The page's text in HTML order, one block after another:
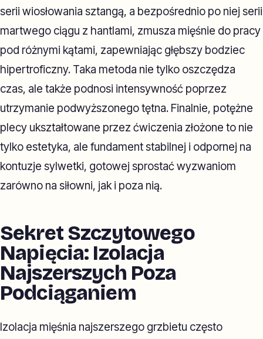
serii wiosłowania sztangą, a bezpośrednio po niej serii
martwego ciągu z hantlami, zmusza mięśnie do pracy
pod różnymi kątami, zapewniając głębszy bodziec
hipertroficzny. Taka metoda nie tylko oszczędza
czas, ale także podnosi intensywność poprzez
utrzymanie podwyższonego tętna. Finalnie, potężne
plecy ukształtowane przez ćwiczenia złożone to nie
tylko estetyka, ale fundament stabilnej i odpornej na
kontuzje sylwetki, gotowej sprostać wyzwaniom
zarówno na siłowni, jak i poza nią.
Sekret Szczytowego
Napięcia: Izolacja
Najszerszych Poza
Podciąganiem
Izolacja mięśnia najszerszego grzbietu często